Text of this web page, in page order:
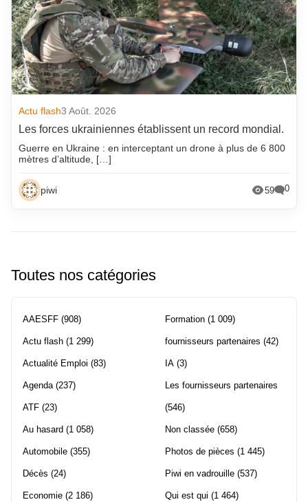
Actu flash3 Août. 2026
Les forces ukrainiennes établissent un record mondial.
Guerre en Ukraine : en interceptant un drone à plus de 6 800
mètres d’altitude, […]
piwi 59 0
Toutes nos catégories
AAESFF (908)
Actu flash (1 299)
Actualité Emploi (83)
Agenda (237)
ATF (23)
Au hasard (1 058)
Automobile (355)
Décès (24)
Economie (2 186)
Formation (1 009)
fournisseurs partenaires (42)
IA (3)
Les fournisseurs partenaires
(546)
Non classée (658)
Photos de pièces (1 445)
Piwi en vadrouille (537)
Qui est qui (1 464)